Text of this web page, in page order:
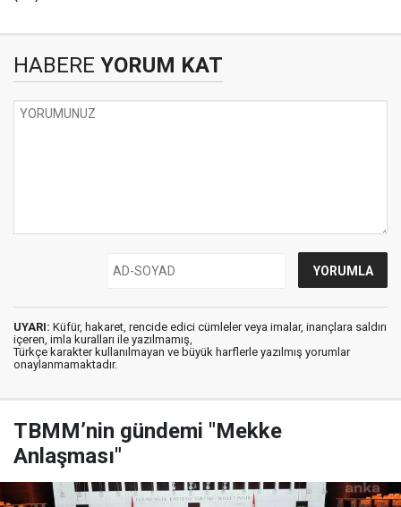
HABERE YORUM KAT
UYARI: Küfür, hakaret, rencide edici cümleler veya imalar, inançlara saldırı
içeren, imla kuralları ile yazılmamış,
Türkçe karakter kullanılmayan ve büyük harflerle yazılmış yorumlar
onaylanmamaktadır.
TBMM’nin gündemi "Mekke
Anlaşması"